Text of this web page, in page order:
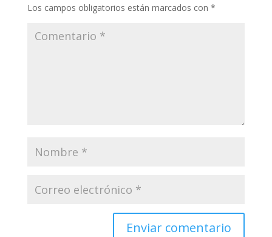
Los campos obligatorios están marcados con *